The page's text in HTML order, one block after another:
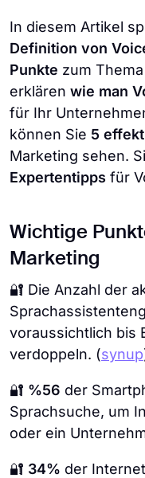
In diesem Artikel
Definition von
Punkte zum
erklären wie man
für Ihr
können Sie 5
Marketing sehen.
Expertentipps für
Wichtige
Marketing
🔐 Die Anzahl der
voraussichtlich bis
verdoppeln. (synup
🔐 %56 der
Sprachsuche, um
oder ein
🔐 34% der